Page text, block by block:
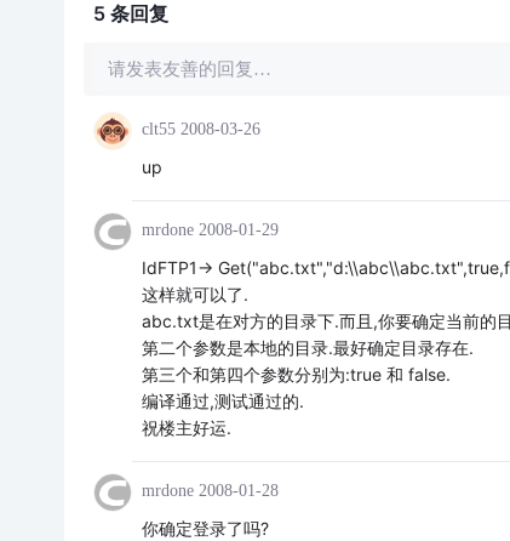
5 条回复
请发表友善的回复…
clt55 2008-03-26
up
mrdone 2008-01-29
IdFTP1->
这样就可以了.
abc.txt是在对方的目录下.而且,你要确定当前的
第二个参数是本地的目录.最好确定目录存在.
第三个和第四个参数分别为:true 和 false.
编译通过,测试通过的.
祝楼主好运.
mrdone 2008-01-28
你确定登录了吗?